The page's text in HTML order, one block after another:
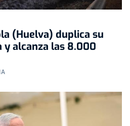
(Huelva) duplica su
alcanza las 8.000